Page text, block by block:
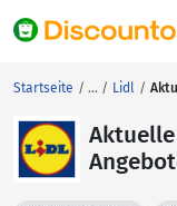
Startseite Lidl